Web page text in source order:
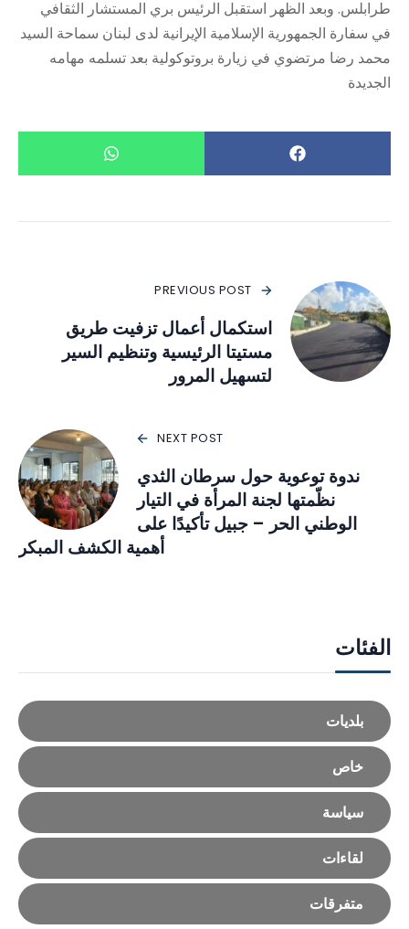
طرابلس. وبعد الظهر استقبل الرئيس بري المستشار الثقافي
في سفارة الجمهورية الإسلامية الإيرانية لدى لبنان سماحة السيد
محمد رضا مرتضوي في زيارة بروتوكولية بعد تسلمه مهامه
الجديدة
PREVIOUS POST
استكمال أعمال تزفيت طريق
مستيتا الرئيسية وتنظيم السير
لتسهيل المرور
NEXT POST
ندوة توعوية حول سرطان الثدي
نظّمتها لجنة المرأة في التيار
الوطني الحر – جبيل تأكيدًا على
أهمية الكشف المبكر
الفئات
بلديات
خاص
سياسة
لقاءات
متفرقات